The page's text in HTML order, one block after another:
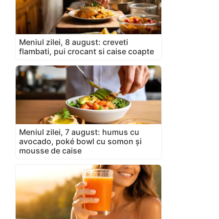
Meniul zilei, 8 august: creveti
flambati, pui crocant si caise coapte
Meniul zilei, 7 august: humus cu
avocado, poké bowl cu somon și
mousse de caise